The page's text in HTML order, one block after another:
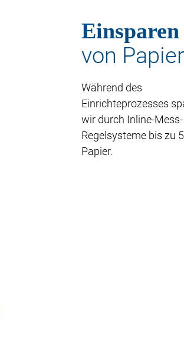
Einsparen
von Papier
Während des
Einrichteprozesses
wir durch Inline-
Regelsysteme bis zu
Papier.